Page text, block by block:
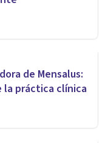
de Mensalus:
la práctica clínica